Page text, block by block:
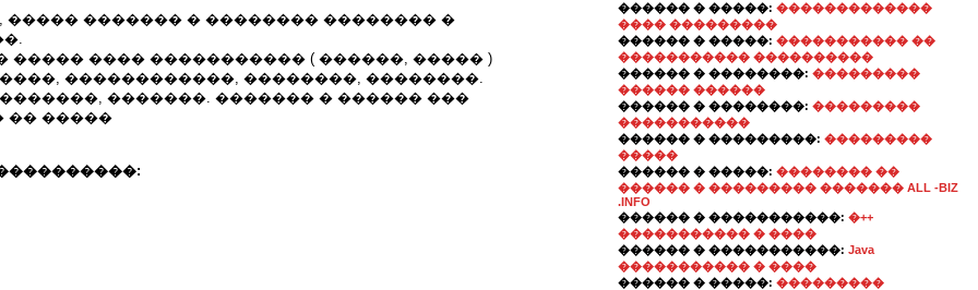
����� ������� � �������� �������� �
����� ���� ����������� ( ������, ����� )
������������, ��������, ��������.
�������. ������� � ������ ���
�� �����
������ � �����: �������������
���� ���������
������ � �����: ����������� ��
����������� ����������
������ � ��������: ���������
������ ������
������ � ��������: ���������
�����������
������ � ���������: ���������
�����
������ � �����: �������� ��
������ � ��������� ������� ALL -BIZ
.INFO
������ � �����������: �++
����������� � ����
������ � �����������: Java
����������� � ����
������ � �����: ���������